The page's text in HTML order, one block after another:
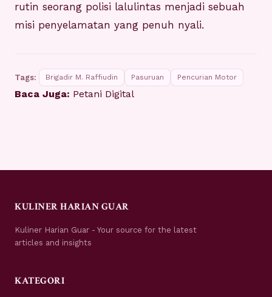
rutin seorang polisi lalulintas menjadi sebuah
misi penyelamatan yang penuh nyali.
Tags: Brigadir M. Raffiudin Pasuruan Pencurian Motor
Baca Juga: Petani Digital
KULINER HARIAN GUAR
Kuliner Harian Guar - Your source for the latest
articles and insights
KATEGORI